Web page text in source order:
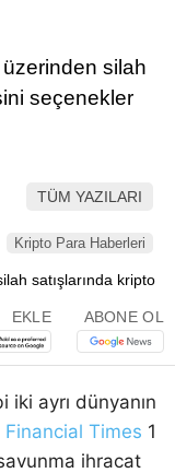
Telegram
üzerinden silah
seçenekler
TÜM YAZILARI
Kripto Para Haberleri
EKLE ABONE OL
ayrı dünyanın
Financial Times 1
ihracat